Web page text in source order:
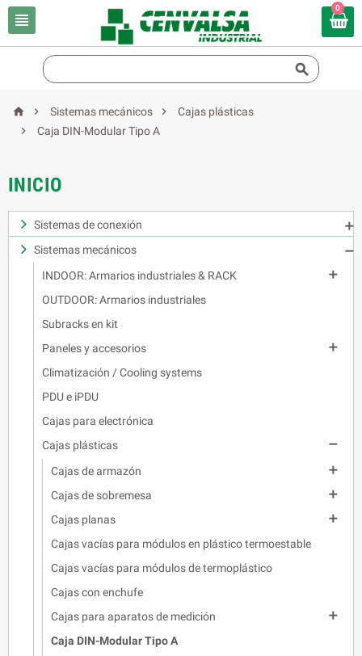

0

  Sistemas mecánicos 
Cajas plásticas

Caja DIN-Modular Tipo A
INICIO
Sistemas de conexión

Sistemas mecánicos

INDOOR: Armarios industriales & RACK

OUTDOOR: Armarios industriales
Subracks en kit
Paneles y accesorios

Climatización / Cooling systems
PDU e iPDU
Cajas para electrónica
Cajas plásticas

Cajas de armazón

Cajas de sobremesa

Cajas planas

Cajas vacías para módulos en plástico termoestable
Cajas vacías para módulos de termoplástico
Cajas con enchufe
Cajas para aparatos de medición

Caja DIN-Modular Tipo A